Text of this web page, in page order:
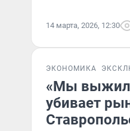
14 марта, 2026, 12:30
ЭКОНОМИКА
«Мы
убивает